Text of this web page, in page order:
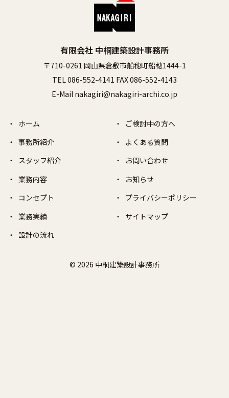
有限会社 中桐建築設計事務所
〒710-0261 岡山県倉敷市船穂町船穂1444-1
TEL 086-552-4141 FAX 086-552-4143
E-Mail nakagiri@nakagiri-archi.co.jp
ホーム
事務所紹介
スタッフ紹介
業務内容
コンセプト
業務実績
設計の流れ
ご検討中の方へ
よくある質問
お問い合わせ
お知らせ
プライバシーポリシー
サイトマップ
© 2026 中桐建築設計事務所